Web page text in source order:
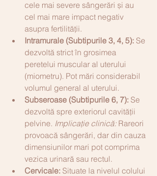
cele mai severe sângerări și au
cel mai mare impact negativ
asupra fertilității.
Intramurale (Subtipurile 3, 4, 5): Se
dezvoltă strict în grosimea
peretelui muscular al uterului
(miometru). Pot mări considerabil
volumul general al uterului.
Subseroase (Subtipurile 6, 7): Se
dezvoltă spre exteriorul cavității
pelvine. Implicație clinică: Rareori
provoacă sângerări, dar din cauza
dimensiunilor mari pot comprima
vezica urinară sau rectul.
Cervicale: Situate la nivelul colului